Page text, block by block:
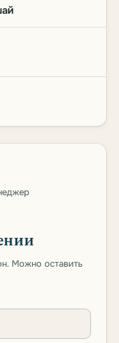
Можно оставить